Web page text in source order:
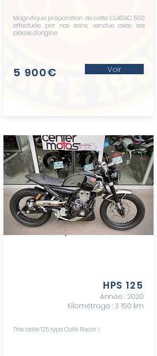
Magnifique préparation de cette CLASSIC 500
effectuée par nos soins, vendue avec ses
pièces d'origine.
5 900€ Voir
HPS 125
Année : 2020
Kilométrage : 3 150 km
Très belle 125 type Café Racer !